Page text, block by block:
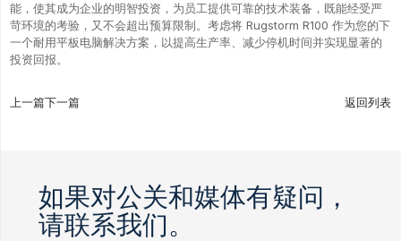
能，使其成为企业的明智投资，为员工提供可靠的技术装备，既能经受严
苛环境的考验，又不会超出预算限制。考虑将 Rugstorm R100 作为您的下
一个耐用平板电脑解决方案，以提高生产率、减少停机时间并实现显著的
投资回报。
上一篇下一篇 返回列表
如果对公关和媒体有疑问，
请联系我们。